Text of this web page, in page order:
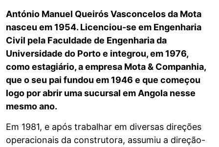
António Manuel Queirós Vasconcelos da Mota
nasceu em 1954. Licenciou-se em Engenharia
Civil pela Faculdade de Engenharia da
Universidade do Porto e integrou, em 1976,
como estagiário, a empresa Mota & Companhia,
que o seu pai fundou em 1946 e que começou
logo por abrir uma sucursal em Angola nesse
mesmo ano.
Em 1981, e após trabalhar em diversas direções
operacionais da construtora, assumiu a direção-